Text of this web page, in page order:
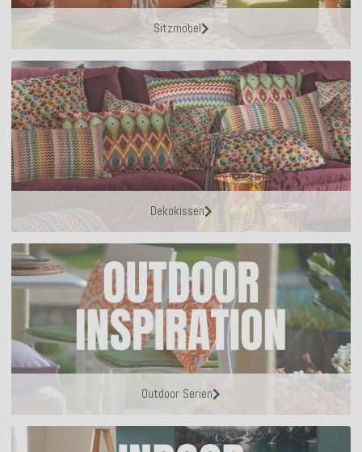
Sitzmöbel
Dekokissen
Outdoor Serien